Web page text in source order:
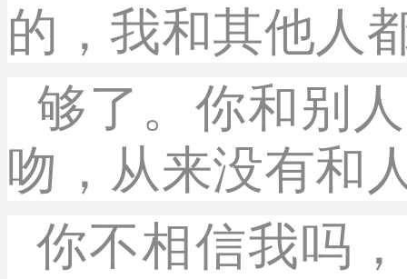
的，我和其他人
够了。你和别
吻，从来没有和
你不相信我吗